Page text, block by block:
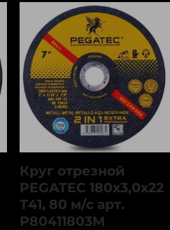
Круг отрезной
PEGATEC 180х3,0х22
Т41, 80 м/с арт.
P80411803M